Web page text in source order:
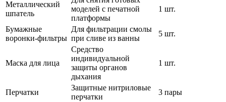
Металлический
шпатель
моделей с печатной
платформы
1 шт.
Бумажные
воронки-фильтры
Для фильтрации смолы
при сливе из ванны
5 шт.
Маска для лица
Средство
индивидуальной
защиты органов
дыхания
1 шт.
Перчатки
Защитные нитриловые
перчатки
3 пары